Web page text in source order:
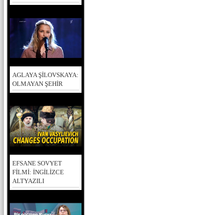
AGLAYA ŞİLOVSKAYA:
OLMAYAN ŞEHİR
EFSANE SOVYET
FİLMİ: İNGİLİZCE
ALTYAZILI